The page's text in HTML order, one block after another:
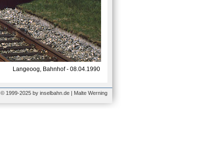
Langeoog, Bahnhof - 08.04.1990
© 1999-2025 by inselbahn.de | Malte Werning